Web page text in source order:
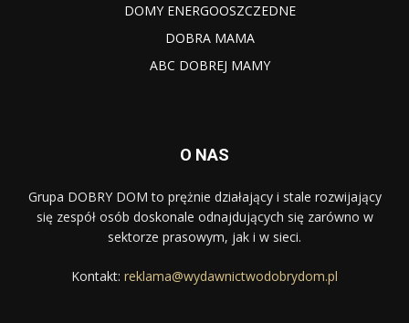
DOMY ENERGOOSZCZEDNE
DOBRA MAMA
ABC DOBREJ MAMY
O NAS
Grupa DOBRY DOM to prężnie działający i stale rozwijający
się zespół osób doskonale odnajdujących się zarówno w
sektorze prasowym, jak i w sieci.
Kontakt: reklama@wydawnictwodobrydom.pl